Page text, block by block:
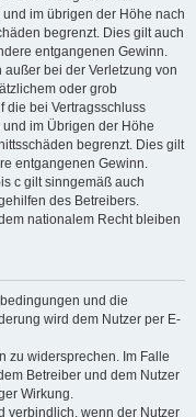
im übrigen der Höhe nach
begrenzt. Dies gilt auch
entgangenen Gewinn.
bei der Verletzung von
oder grob
die bei Vertragsschluss
im Übrigen der Höhe
begrenzt. Dies gilt
entgangenen Gewinn.
c gilt sinngemäß auch
des Betreibers.
nationalem Recht bleiben
und die
wird dem Nutzer per E-
zu widersprechen. Im Falle
Betreiber und dem Nutzer
Wirkung.
verbindlich, wenn der Nutzer